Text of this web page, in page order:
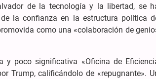
de la tecnología y la libertad, se
la confianza en la estructura política
como una «colaboración de
y poco significativa «Oficina de
Trump, calificándolo de «repugnante».